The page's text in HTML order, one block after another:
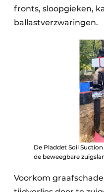
fronts, sloopgieken,
ballastverzwaringen.
De Pladdet Soil
de beweegbare
Voorkom